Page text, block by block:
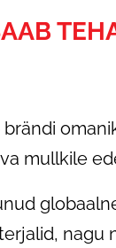
mullkile
nagu